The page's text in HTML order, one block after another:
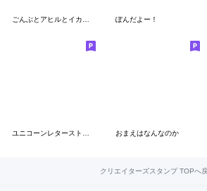
ごんぶとアヒルとイカちゃん ぽんだよー！
おまえはなんなのか
クリエイターズスタンプ TOPへ